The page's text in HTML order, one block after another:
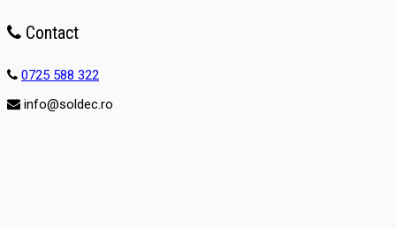
Contact
0725 588 322
info@soldec.ro